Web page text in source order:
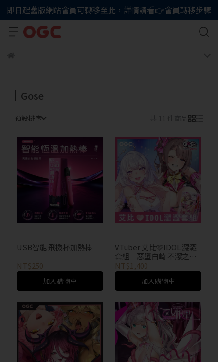
即日起舊版網站會員可轉移至此，詳情請看👉會員轉移步驟
Gose
預設排序
USB智能 飛機杯加熱棒
NT$250
加入購物車
VTuber 艾比🩷IDOL 澀澀
套組｜惡墮白崎 不潔之星
赤篇 組合優惠
NT$1,400
加入購物車